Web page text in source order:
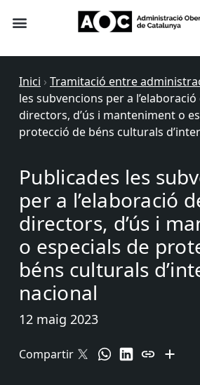
Inici › Tramitació entre
les subvencions per a
directors, d’ús i manteniment o
protecció de béns culturals
Publicades les
per a l’elaboració
directors, d’ús i
o especials de
béns culturals
nacional
12 maig 2023
Compartir